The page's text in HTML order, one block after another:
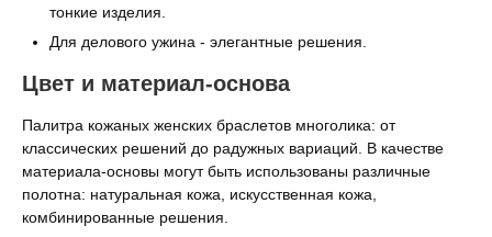
тонкие изделия.
Для делового ужина - элегантные решения.
Цвет и материал-основа
Палитра кожаных женских браслетов многолика: от
классических решений до радужных вариаций. В качестве
материала-основы могут быть использованы различные
полотна: натуральная кожа, искусственная кожа,
комбинированные решения.